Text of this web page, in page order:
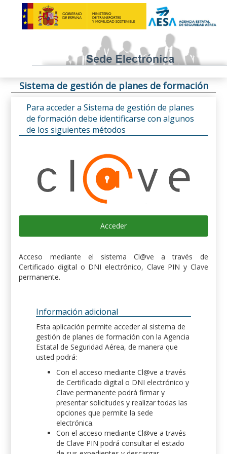
Sistema de gestión de planes de formación
Para acceder a Sistema de gestión de planes
de formación debe identificarse con algunos
de los siguientes métodos
Acceder
Acceso mediante el sistema Cl@ve a través de
Certificado digital o DNI electrónico, Clave PIN y Clave
permanente.
Información adicional
Esta aplicación permite acceder al sistema de
gestión de planes de formación con la Agencia
Estatal de Seguridad Aérea, de manera que
usted podrá:
Con el acceso mediante Cl@ve a través
de Certificado digital o DNI electrónico y
Clave permanente podrá firmar y
presentar solicitudes y realizar todas las
opciones que permite la sede
electrónica.
Con el acceso mediante Cl@ve a través
de Clave PIN podrá consultar el estado